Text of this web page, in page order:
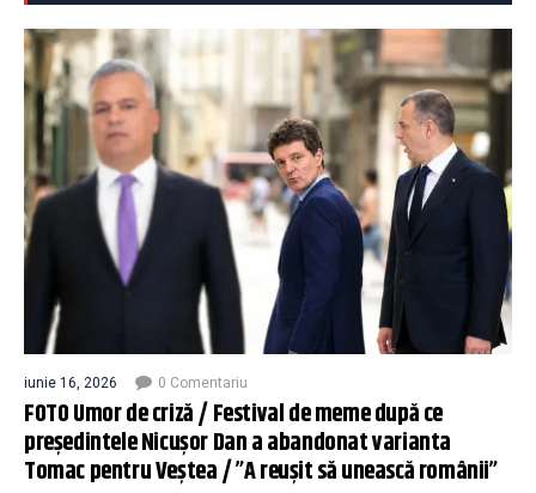
iunie 16, 2026 0 Comentariu
FOTO Umor de criză / Festival de meme după ce
președintele Nicușor Dan a abandonat varianta
Tomac pentru Veștea / ”A reușit să unească românii”